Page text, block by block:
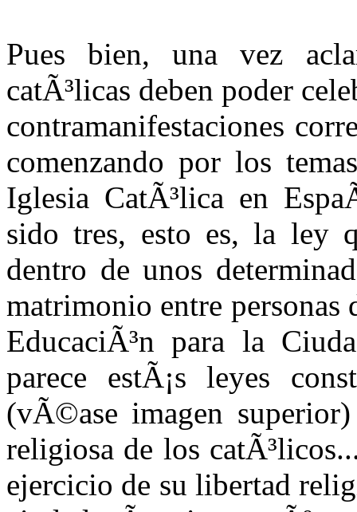
Pues bien, una vez
catÃ³licas deben poder
contramanifestaciones
comenzando por los
Iglesia CatÃ³lica en
sido tres, esto es, la ley
dentro de unos
matrimonio entre personas
EducaciÃ³n para la
parece estÃ¡s leyes
(vÃ©ase imagen
religiosa de los
ejercicio de su libertad